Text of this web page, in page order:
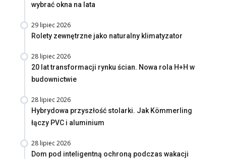
wybrać okna na lata
29 lipiec 2026
Rolety zewnętrzne jako naturalny klimatyzator
28 lipiec 2026
20 lat transformacji rynku ścian. Nowa rola H+H w
budownictwie
28 lipiec 2026
Hybrydowa przyszłość stolarki. Jak Kömmerling
łączy PVC i aluminium
28 lipiec 2026
Dom pod inteligentną ochroną podczas wakacji